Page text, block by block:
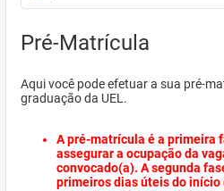
Pré-Matrícula
Aqui você pode efetuar a sua pré-
graduação da UEL.
A pré-matrícula é a primeira
assegurar a ocupação da
convocado(a). A segunda
primeiros dias úteis do